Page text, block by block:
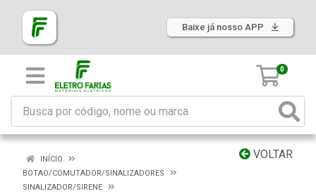
Baixe já nosso APP
0
VOLTAR
INÍCIO
BOTAO/COMUTADOR/SINALIZADORES
SINALIZADOR/SIRENE